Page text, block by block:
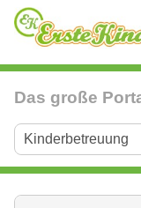
Das große